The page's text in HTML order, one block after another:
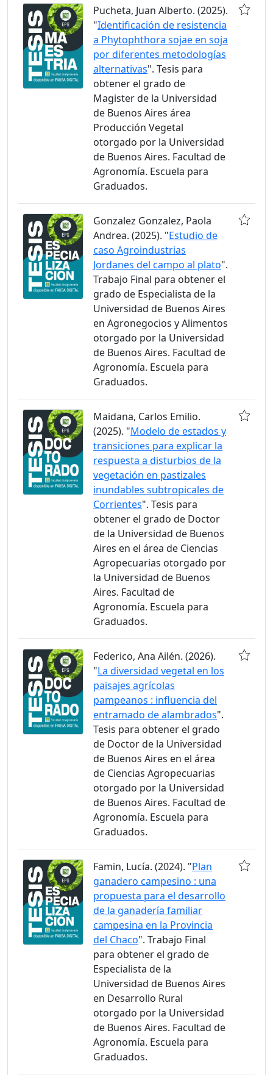
Pucheta, Juan Alberto. (2025).
"Identificación de resistencia
a Phytophthora sojae en soja
por diferentes metodologías
alternativas". Tesis para
obtener el grado de
Magister de la Universidad
de Buenos Aires área
Producción Vegetal
otorgado por la Universidad
de Buenos Aires. Facultad de
Agronomía. Escuela para
Graduados.
Gonzalez Gonzalez, Paola
Andrea. (2025). "Estudio de
caso Agroindustrias
Jordanes del campo al plato".
Trabajo Final para obtener el
grado de Especialista de la
Universidad de Buenos Aires
en Agronegocios y Alimentos
otorgado por la Universidad
de Buenos Aires. Facultad de
Agronomía. Escuela para
Graduados.
Maidana, Carlos Emilio.
(2025). "Modelo de estados y
transiciones para explicar la
respuesta a disturbios de la
vegetación en pastizales
inundables subtropicales de
Corrientes". Tesis para
obtener el grado de Doctor
de la Universidad de Buenos
Aires en el área de Ciencias
Agropecuarias otorgado por
la Universidad de Buenos
Aires. Facultad de
Agronomía. Escuela para
Graduados.
Federico, Ana Ailén. (2026).
"La diversidad vegetal en los
paisajes agrícolas
pampeanos : influencia del
entramado de alambrados".
Tesis para obtener el grado
de Doctor de la Universidad
de Buenos Aires en el área
de Ciencias Agropecuarias
otorgado por la Universidad
de Buenos Aires. Facultad de
Agronomía. Escuela para
Graduados.
Famin, Lucía. (2024). "Plan
ganadero campesino : una
propuesta para el desarrollo
de la ganadería familiar
campesina en la Provincia
del Chaco". Trabajo Final
para obtener el grado de
Especialista de la
Universidad de Buenos Aires
en Desarrollo Rural
otorgado por la Universidad
de Buenos Aires. Facultad de
Agronomía. Escuela para
Graduados.